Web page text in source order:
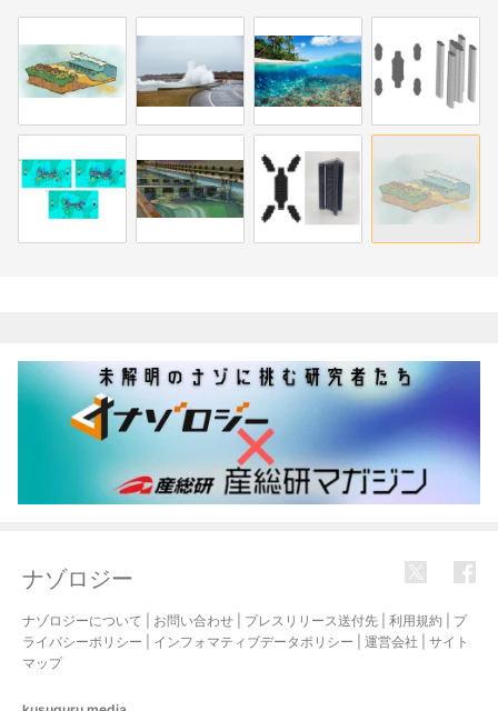
ナゾロジー
ナゾロジーについて お問い合わせ プレスリリース送付先 利用規約
プ
ライバシーポリシー
インフォマティブデータポリシー 運営会社
サイト
マップ